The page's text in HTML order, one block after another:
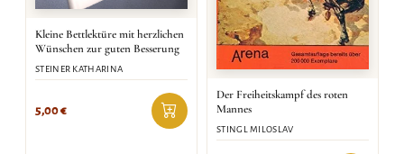
Kleine Bettlektüre mit herzlichen
Wünschen zur guten Besserung
STEINER KATHARINA
5,00€
Der Freiheitskampf des roten
Mannes
STINGL MILOSLAV